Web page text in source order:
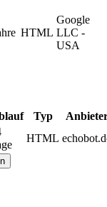
HTML
Google
LLC -
USA
Typ
HTML